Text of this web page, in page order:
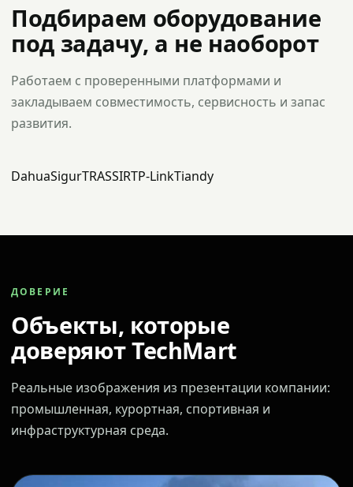
Подбираем оборудование
под задачу, а не наоборот
Работаем с проверенными платформами и
закладываем совместимость, сервисность и запас
развития.
DahuaSigurTRASSIRTP-LinkTiandy
ДОВЕРИЕ
Объекты, которые
доверяют TechMart
Реальные изображения из презентации компании:
промышленная, курортная, спортивная и
инфраструктурная среда.